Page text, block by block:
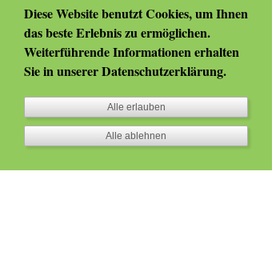
Diese Website benutzt Cookies, um Ihnen
das beste Erlebnis zu ermöglichen.
Weiterführende Informationen erhalten
Sie in unsererDatenschutzerklärung.
Alle erlauben
Alle ablehnen